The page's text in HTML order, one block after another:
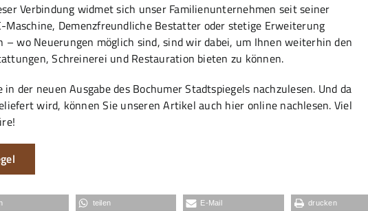
Verbindung widmet sich unser Familienunternehmen seit seiner
Maschine, Demenzfreundliche Bestatter oder stetige Erweiterung
wo Neuerungen möglich sind, sind wir dabei, um Ihnen weiterhin den
Schreinerei und Restauration bieten zu können.
der neuen Ausgabe des Bochumer Stadtspiegels nachzulesen. Und da
wird, können Sie unseren Artikel auch hier online nachlesen. Viel
teilen E-Mail drucken